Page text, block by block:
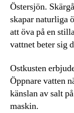
Östersjön.
skapar naturliga
att öva på en
vattnet beter sig
Ostkusten
Öppnare vatten
känslan av salt
maskin.